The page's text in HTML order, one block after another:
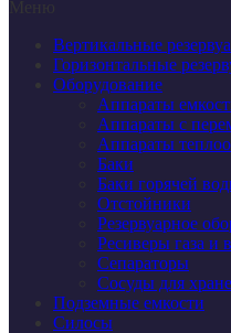
Вертикальные
Горизонтальные
Оборудование
Аппараты
Аппараты с
Аппараты
Баки
Баки горячей
Отстойники
Резервуарное
Ресиверы газа и
Сепараторы
Сосуды для
Подземные емкости
Силосы